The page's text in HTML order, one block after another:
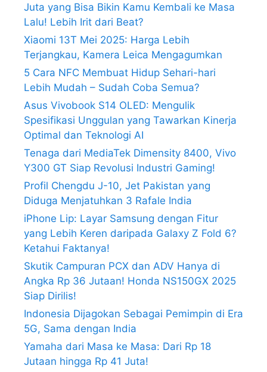
Juta yang Bisa Bikin Kamu Kembali ke Masa
Lalu! Lebih Irit dari Beat?
Xiaomi 13T Mei 2025: Harga Lebih
Terjangkau, Kamera Leica Mengagumkan
5 Cara NFC Membuat Hidup Sehari-hari
Lebih Mudah – Sudah Coba Semua?
Asus Vivobook S14 OLED: Mengulik
Spesifikasi Unggulan yang Tawarkan Kinerja
Optimal dan Teknologi AI
Tenaga dari MediaTek Dimensity 8400, Vivo
Y300 GT Siap Revolusi Industri Gaming!
Profil Chengdu J-10, Jet Pakistan yang
Diduga Menjatuhkan 3 Rafale India
iPhone Lip: Layar Samsung dengan Fitur
yang Lebih Keren daripada Galaxy Z Fold 6?
Ketahui Faktanya!
Skutik Campuran PCX dan ADV Hanya di
Angka Rp 36 Jutaan! Honda NS150GX 2025
Siap Dirilis!
Indonesia Dijagokan Sebagai Pemimpin di Era
5G, Sama dengan India
Yamaha dari Masa ke Masa: Dari Rp 18
Jutaan hingga Rp 41 Juta!